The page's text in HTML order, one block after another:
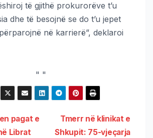
të gjithë prokurorëve t’u
dhe të besojnë se do t’u jepet
në karrierë”, deklaroi
" "
Tmerr në klinikat e
Shkupit: 75-vjeçarja
pagat e
Librat